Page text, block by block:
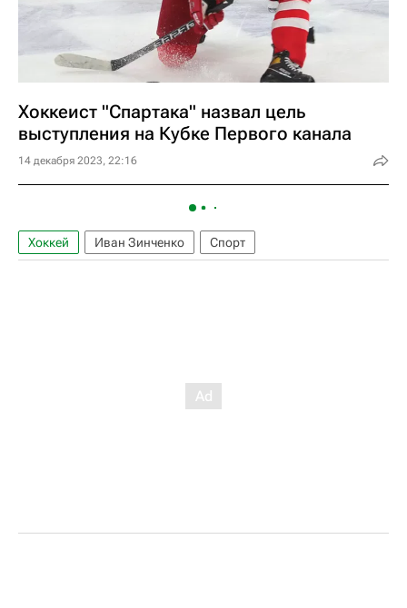
Хоккеист "Спартака" назвал цель
выступления на Кубке Первого канала
14 декабря 2023, 22:16
Хоккей Иван Зинченко Спорт